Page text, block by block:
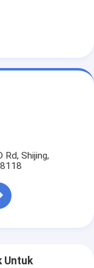
Rd, Shijing,
Untuk